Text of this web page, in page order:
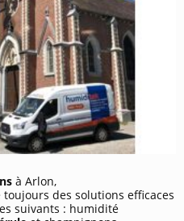
à Arlon,
toujours des solutions efficaces
suivants : humidité